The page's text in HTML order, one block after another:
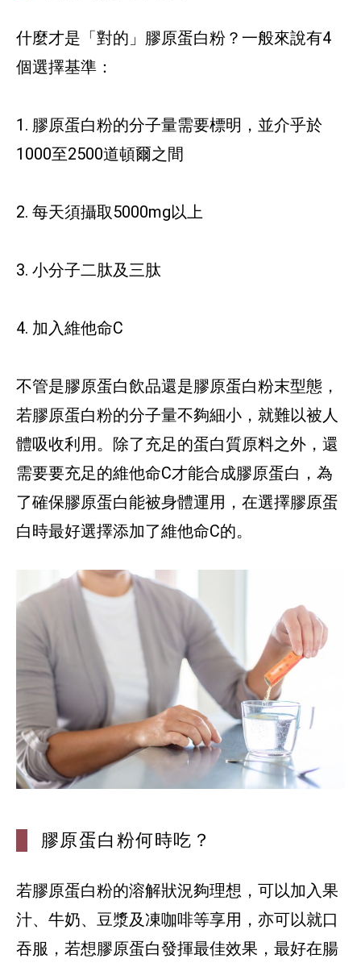
什麼才是「對的」膠原蛋白粉？一般來說有4
個選擇基準：
1. 膠原蛋白粉的分子量需要標明，並介乎於
1000至2500道頓爾之間
2. 每天須攝取5000mg以上
3. 小分子二肽及三肽
4. 加入維他命C
不管是膠原蛋白飲品還是膠原蛋白粉末型態，
若膠原蛋白粉的分子量不夠細小，就難以被人
體吸收利用。除了充足的蛋白質原料之外，還
需要要充足的維他命C才能合成膠原蛋白，為
了確保膠原蛋白能被身體運用，在選擇膠原蛋
膠原蛋白粉何時吃？
若膠原蛋白粉的溶解狀況夠理想，可以加入果
汁、牛奶、豆漿及凍咖啡等享用，亦可以就口
吞服，若想膠原蛋白發揮最佳效果，最好在腸